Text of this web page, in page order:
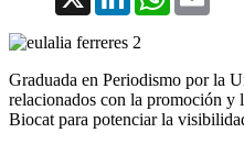
Graduada en Periodismo por la
relacionados con la promoción y
Biocat para potenciar la